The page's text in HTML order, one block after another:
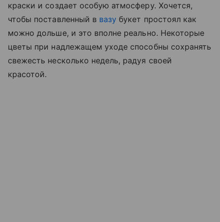
краски и создает особую атмосферу. Хочется,
чтобы поставленный в вазу букет простоял как
можно дольше, и это вполне реально. Некоторые
цветы при надлежащем уходе способны сохранять
свежесть несколько недель, радуя своей
красотой.